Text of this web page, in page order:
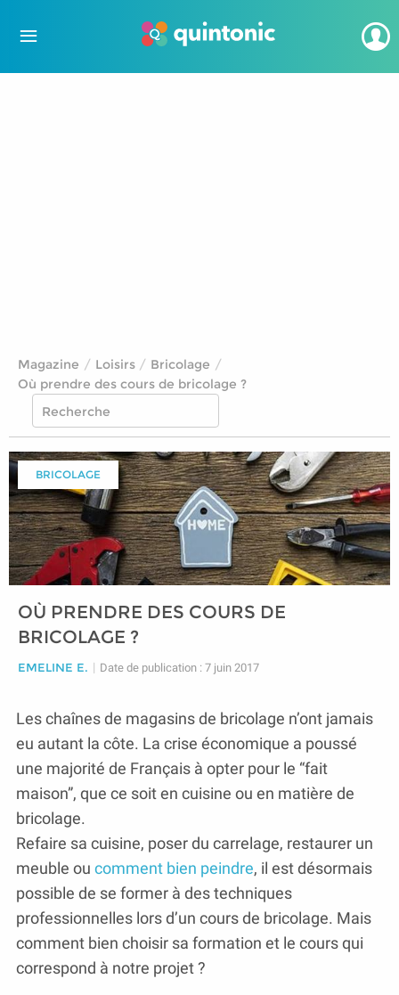
Magazine Loisirs
Bricolage
Où prendre des cours de bricolage ?
BRICOLAGE
OÙ PRENDRE DES COURS DE
BRICOLAGE ?
EMELINE E. | Date de publication : 7 juin 2017
Les chaînes de magasins de bricolage n’ont jamais
eu autant la côte. La crise économique a poussé
une majorité de Français à opter pour le “fait
maison”, que ce soit en cuisine ou en matière de
bricolage.
Refaire sa cuisine, poser du carrelage, restaurer un
meuble ou comment bien peindre, il est désormais
possible de se former à des techniques
professionnelles lors d’un cours de bricolage. Mais
comment bien choisir sa formation et le cours qui
correspond à notre projet ?